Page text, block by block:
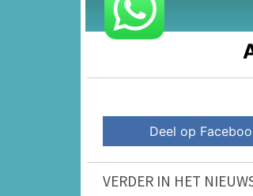
Deel op
VERDER IN HET